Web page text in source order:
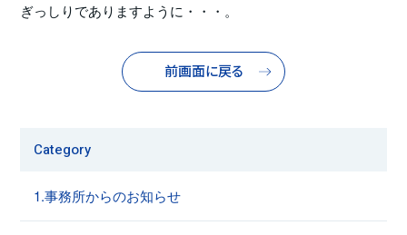
ぎっしりでありますように・・・。
前画面に戻る
Category
1.事務所からのお知らせ